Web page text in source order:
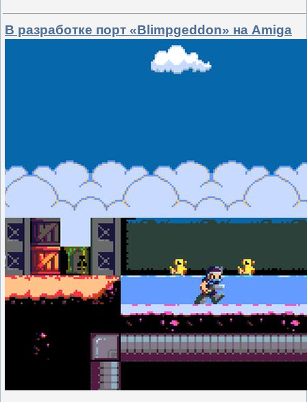
В разработке порт «Blimpgeddon» на Amiga